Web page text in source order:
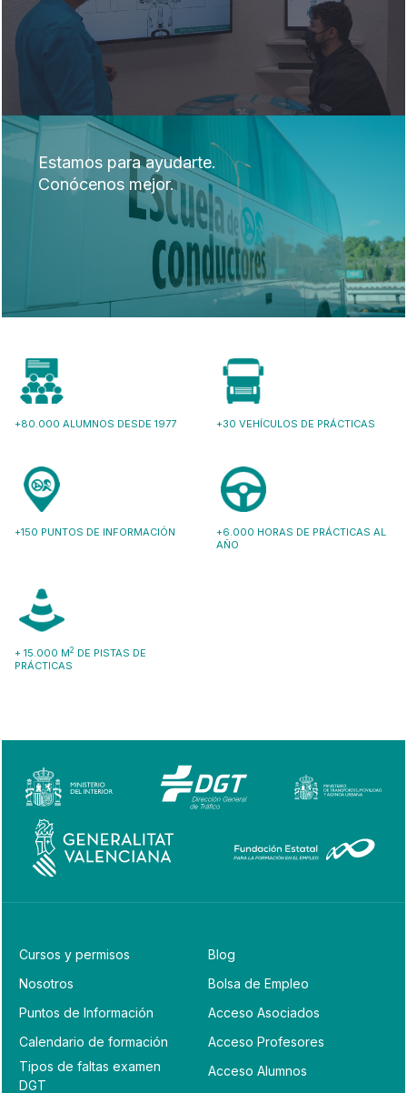
Estamos para ayudarte.
Conócenos mejor.
+80.000 ALUMNOS DESDE 1977 +30 VEHÍCULOS DE PRÁCTICAS
+150 PUNTOS DE INFORMACIÓN
+6.000 HORAS DE PRÁCTICAS AL
AÑO
+ 15.000 M2 DE PISTAS DE
PRÁCTICAS
Cursos y permisos
Nosotros
Puntos de Información
Calendario de formación
Tipos de faltas examen
DGT
Blog
Bolsa de Empleo
Acceso Asociados
Acceso Profesores
Acceso Alumnos